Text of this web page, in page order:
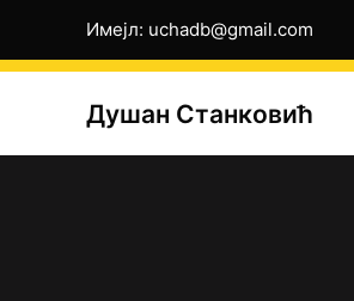
садржај
Имејл: uchadb@gmail.com
Душан Станковић